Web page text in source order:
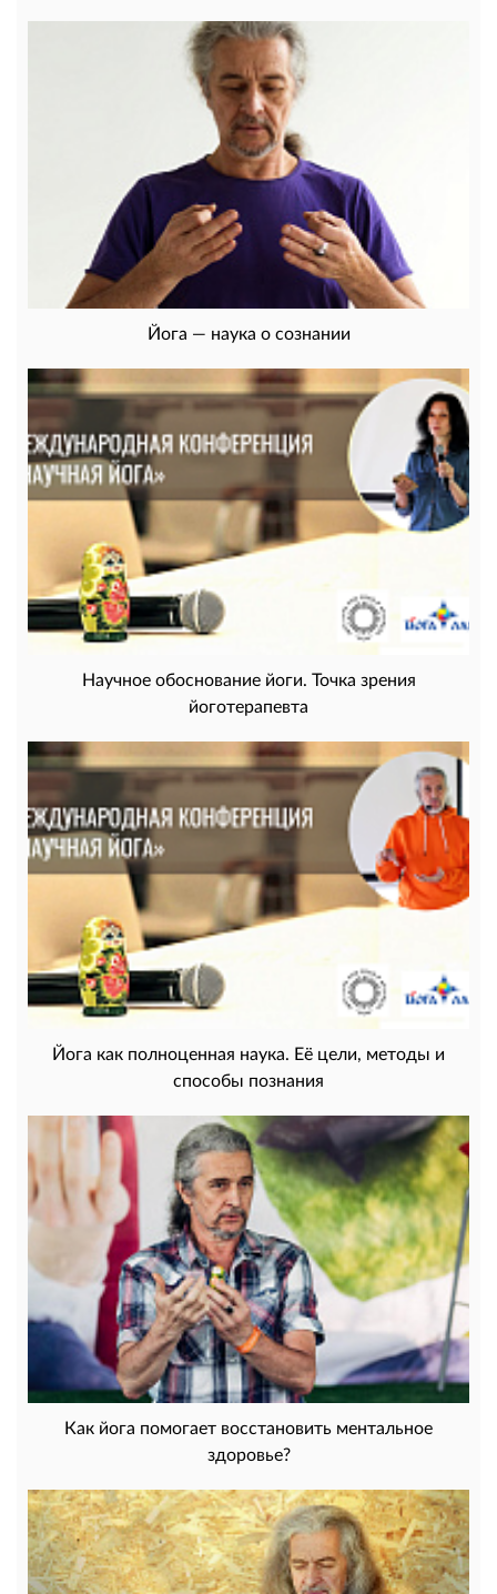
Йога — наука о сознании
Научное обоснование йоги. Точка зрения
йоготерапевта
Йога как полноценная наука. Её цели, методы и
способы познания
Как йога помогает восстановить ментальное
здоровье?